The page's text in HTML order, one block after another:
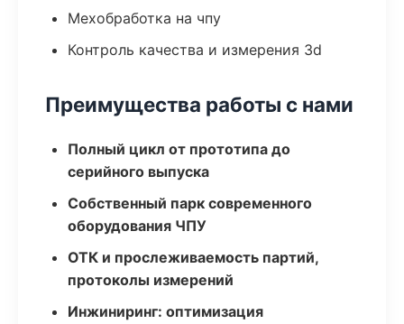
Мехобработка на чпу
Контроль качества и измерения 3d
Преимущества работы с нами
Полный цикл от прототипа до
серийного выпуска
Собственный парк современного
оборудования ЧПУ
ОТК и прослеживаемость партий,
протоколы измерений
Инжиниринг: оптимизация